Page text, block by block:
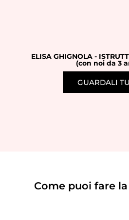
ELISA GHIGNOLA -
(con noi da 3
GUARDALI
Come puoi fare